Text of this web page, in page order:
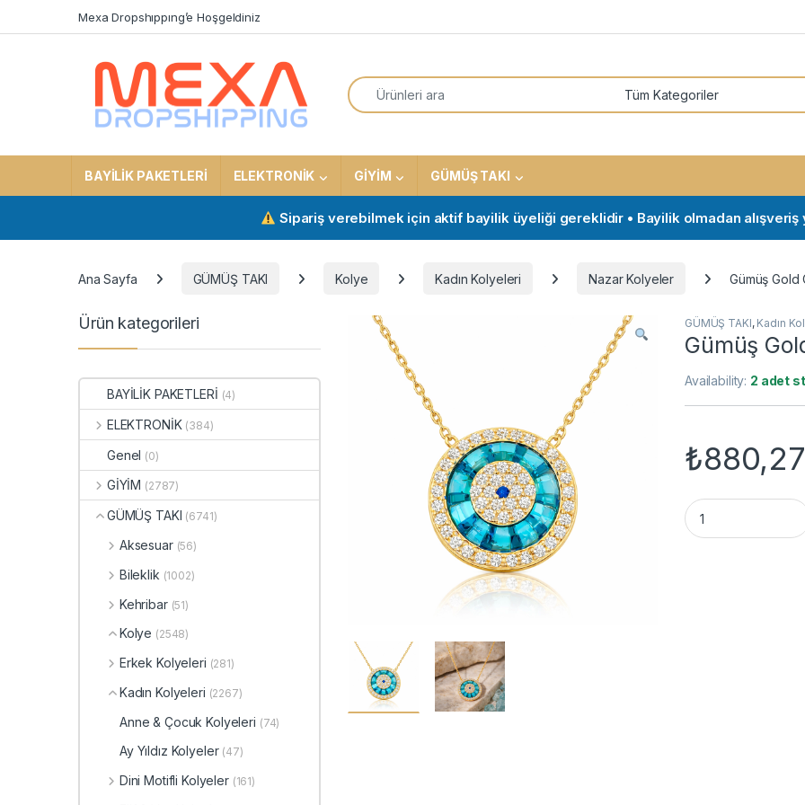
Mexa Dropshıppıng’e Hoşgeldiniz
Search for:
BAYİLİK PAKETLERİ ELEKTRONİK GİYİM GÜMÜŞ TAKI
Sipariş verebilmek için aktif bayilik üyeliği gereklidir • Bayilik olmadan alışveriş
Ana Sayfa GÜMÜŞ TAKI Kolye Kadın Kolyeleri Nazar Kolyeler Gümüş Gold
GÜMÜŞ TAKI, Kadın
Gümüş
Availability: 2 adet
₺880,27
Gümüş Gold
Ürün kategorileri
BAYİLİK PAKETLERİ (4)
ELEKTRONİK (384)
Genel (0)
GİYİM (2787)
GÜMÜŞ TAKI (6741)
Aksesuar (56)
Bileklik (1002)
Kehribar (51)
Kolye (2548)
Erkek Kolyeleri (281)
Kadın Kolyeleri (2267)
Anne & Çocuk Kolyeleri (74)
Ay Yıldız Kolyeler (47)
Dini Motifli Kolyeler (161)